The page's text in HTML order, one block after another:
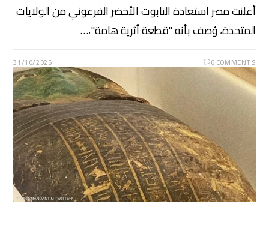
أعلنت مصر استعادة التابوت الأخضر الفرعوني من الولايات
المتحدة، وُصف بأنه "قطعة أثرية هامة"،…
0 COMMENTS
31/10/2025